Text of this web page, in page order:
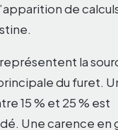
de
la
du furet.
15 % et 25 % est
Une carence en